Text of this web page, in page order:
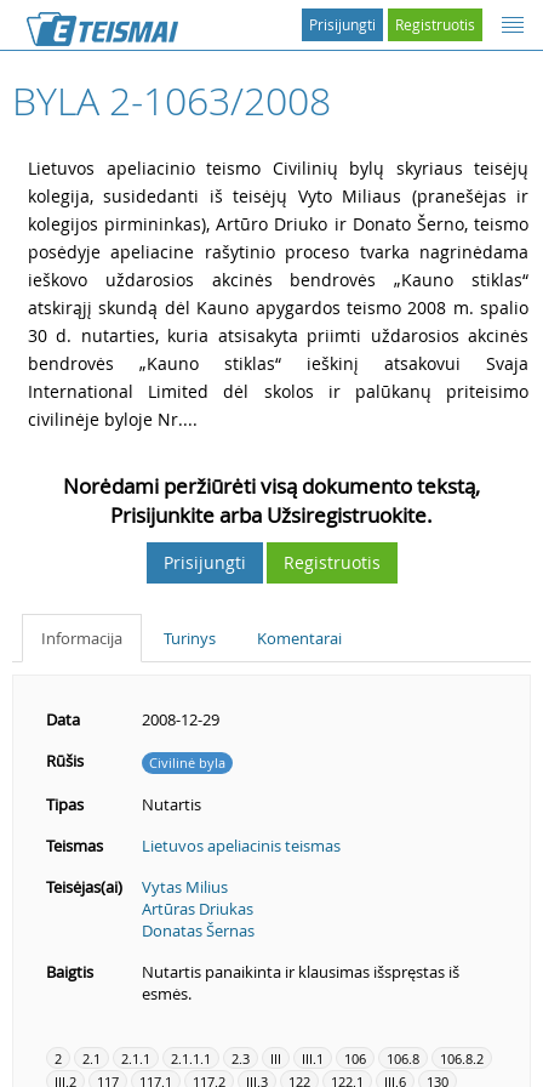
Registruotis
Prisijungti
BYLA 2-1063/2008
Lietuvos apeliacinio teismo Civilinių bylų skyriaus teisėjų
kolegija, susidedanti iš teisėjų Vyto Miliaus (pranešėjas ir
kolegijos pirmininkas), Artūro Driuko ir Donato Šerno, teismo
posėdyje apeliacine rašytinio proceso tvarka nagrinėdama
ieškovo uždarosios akcinės bendrovės „Kauno stiklas“
atskirąjį skundą dėl Kauno apygardos teismo 2008 m. spalio
30 d. nutarties, kuria atsisakyta priimti uždarosios akcinės
bendrovės „Kauno stiklas“ ieškinį atsakovui Svaja
International Limited dėl skolos ir palūkanų priteisimo
civilinėje byloje Nr....
Norėdami peržiūrėti visą dokumento tekstą,
Prisijunkite arba Užsiregistruokite.
Prisijungti Registruotis
Informacija Turinys Komentarai
Data
2008-12-29
Rūšis
Civilinė byla
Tipas
Nutartis
Teismas
Lietuvos apeliacinis teismas
Teisėjas(ai)
Vytas Milius
Artūras Driukas
Donatas Šernas
Baigtis
Nutartis panaikinta ir klausimas išspręstas iš
esmės.
2 2.1 2.1.1 2.1.1.1 2.3 III III.1 106 106.8
106.8.2
III.2
117 117.1 117.2 III.3 122 122.1 III.6 130